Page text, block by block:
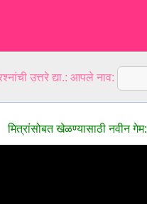
उत्तरे द्या.: आपले नाव:
मित्रांसोबत खेळण्यासाठी नवीन गेम: